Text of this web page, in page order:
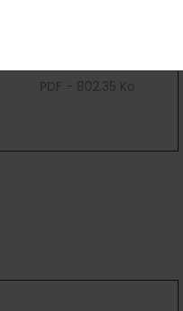
PDF - 802.35 Ko